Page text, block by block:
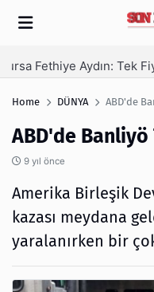
Home DÜNYA ABD'de
ABD'de
9 yıl önce
Amerika Birleşik
kazası meydana
yaralanırken bir